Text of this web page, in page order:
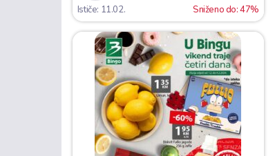
Ističe: 11.02. Sniženo do: 47%